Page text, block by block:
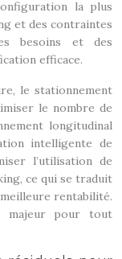
la plus
et des contraintes
besoins et des
efficace.
le stationnement
le nombre de
longitudinal
intelligente de
l’utilisation de
ce qui se traduit
rentabilité.
majeur pour tout